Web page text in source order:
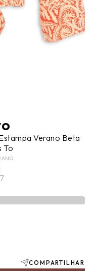
Verano Beta
To
COMPARTILHAR